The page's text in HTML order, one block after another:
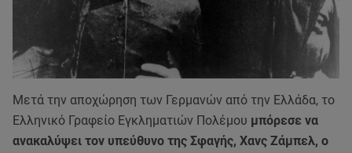
Μετά την αποχώρηση των Γερμανών από την Ελλάδα, το
Ελληνικό Γραφείο Εγκληματιών Πολέμου μπόρεσε να
ανακαλύψει τον υπεύθυνο της Σφαγής, Χανς Ζάμπελ, ο